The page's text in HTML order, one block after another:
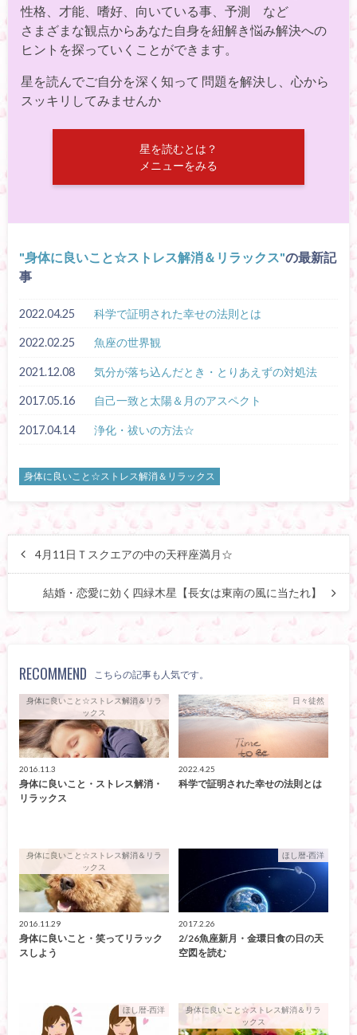
性格、才能、嗜好、向いている事、予測 など
さまざまな観点からあなた自身を紐解き悩み解決への
ヒントを探っていくことができます。
星を読んでご自分を深く知って 問題を解決し、心から
スッキリしてみませんか
星を読むとは？
メニューをみる
身体に良いこと☆ストレス解消＆リラックス の最新記
事
2022.04.25 科学で証明された幸せの法則とは
2022.02.25 魚座の世界観
2021.12.08 気分が落ち込んだとき・とりあえずの対処法
2017.05.16 自己一致と太陽＆月のアスペクト
2017.04.14 浄化・祓いの方法☆
身体に良いこと☆ストレス解消＆リラックス
4月11日Ｔスクエアの中の天秤座満月☆
結婚・恋愛に効く四緑木星【長女は東南の風に当たれ】
RECOMMEND こちらの記事も人気です。
身体に良いこと☆ストレス解消＆リラ
ックス
2016.11.3
身体に良いこと・ストレス解消・
リラックス
日々徒然
2022.4.25
科学で証明された幸せの法則とは
身体に良いこと☆ストレス解消＆リラ
ックス
2016.11.29
身体に良いこと・笑ってリラック
スしよう
ほし暦-西洋
2017.2.26
2/26魚座新月・金環日食の日の天
空図を読む
ほし暦-西洋
身体に良いこと☆ストレス解消＆リラ
ックス